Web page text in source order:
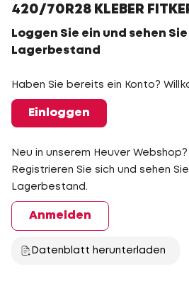
420/70R28 KLEBER
Loggen Sie ein und sehen
Lagerbestand
Haben Sie bereits ein Konto?
Einloggen
Neu in unserem Heuver Webshop?
Registrieren Sie sich und sehen
Lagerbestand.
Anmelden
Datenblatt herunterladen